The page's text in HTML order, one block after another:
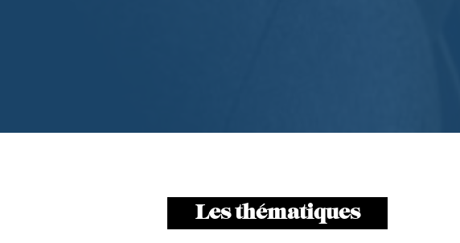
Les thématiques